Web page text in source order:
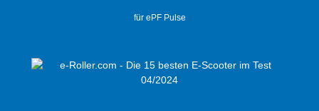
für ePF Pulse